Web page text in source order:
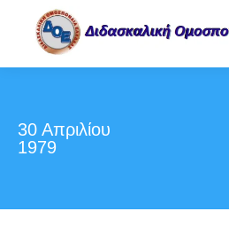
30 Απριλίου
1979